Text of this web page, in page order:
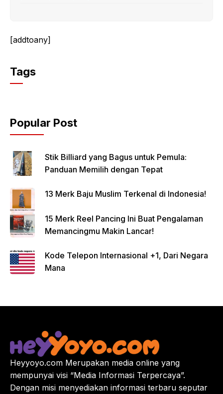
[addtoany]
Tags
Popular Post
Stik Billiard yang Bagus untuk Pemula:
Panduan Memilih dengan Tepat
13 Merk Baju Muslim Terkenal di Indonesia!
15 Merk Reel Pancing Ini Buat Pengalaman
Memancingmu Makin Lancar!
Kode Telepon Internasional +1, Dari Negara
Mana
Heyyoyo.com Merupakan media online yang
mempunyai visi “Media Informasi Terpercaya”.
Dengan misi menyediakan informasi terbaru seputar